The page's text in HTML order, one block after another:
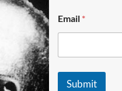
m
a
l
*
Email *
Submit